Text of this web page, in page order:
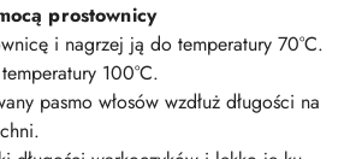
prostownicy
i nagrzej ją do temperatury 70°C.
100°C.
pasmo włosów wzdłuż długości na